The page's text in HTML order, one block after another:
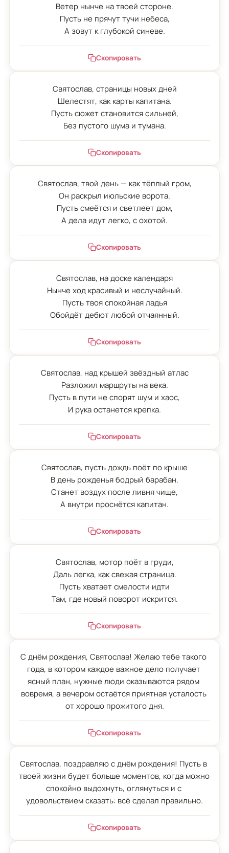
Ветер нынче на твоей стороне.
Пусть не прячут тучи небеса,
А зовут к глубокой синеве.
Скопировать
Святослав, страницы новых дней
Шелестят, как карты капитана.
Пусть сюжет становится сильней,
Без пустого шума и тумана.
Скопировать
Святослав, твой день — как тёплый гром,
Он раскрыл июльские ворота.
Пусть смеётся и светлеет дом,
А дела идут легко, с охотой.
Скопировать
Святослав, на доске календаря
Нынче ход красивый и неслучайный.
Пусть твоя спокойная ладья
Обойдёт дебют любой отчаянный.
Скопировать
Святослав, над крышей звёздный атлас
Разложил маршруты на века.
Пусть в пути не спорят шум и хаос,
И рука останется крепка.
Скопировать
Святослав, пусть дождь поёт по крыше
В день рожденья бодрый барабан.
Станет воздух после ливня чище,
А внутри проснётся капитан.
Скопировать
Святослав, мотор поёт в груди,
Даль легка, как свежая страница.
Пусть хватает смелости идти
Там, где новый поворот искрится.
Скопировать
С днём рождения, Святослав! Желаю тебе такого
года, в котором каждое важное дело получает
ясный план, нужные люди оказываются рядом
вовремя, а вечером остаётся приятная усталость
от хорошо прожитого дня.
Скопировать
Святослав, поздравляю с днём рождения! Пусть в
твоей жизни будет больше моментов, когда можно
спокойно выдохнуть, оглянуться и с
удовольствием сказать: всё сделал правильно.
Скопировать